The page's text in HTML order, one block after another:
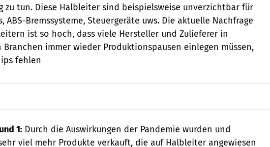
zu tun. Diese Halbleiter sind beispielsweise unverzichtbar für
ABS-Bremssysteme, Steuergeräte uws. Die aktuelle Nachfrage
ist so hoch, dass viele Hersteller und Zulieferer in
Branchen immer wieder Produktionspausen einlegen müssen,
fehlen
1: Durch die Auswirkungen der Pandemie wurden und
viel mehr Produkte verkauft, die auf Halbleiter angewiesen